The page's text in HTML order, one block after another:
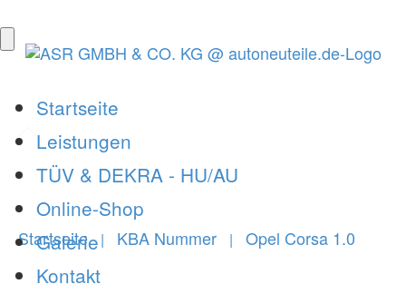
Startseite
Leistungen
TÜV & DEKRA - HU/AU
Online-Shop
Galerie
Kontakt
Startseite | KBA Nummer | Opel Corsa 1.0